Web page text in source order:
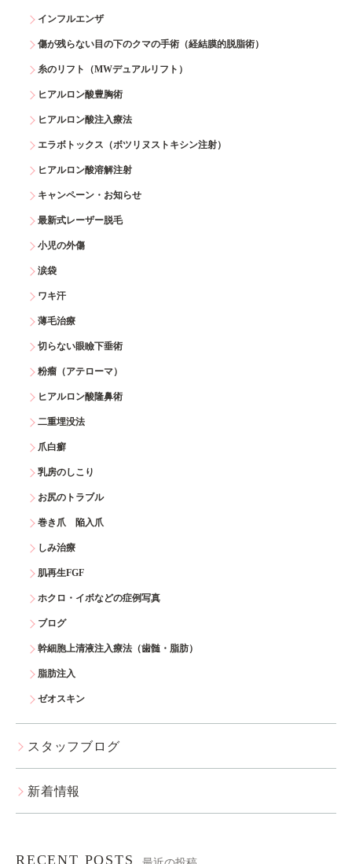
インフルエンザ
傷が残らない目の下のクマの手術（経結膜的脱脂術）
糸のリフト（MWデュアルリフト）
ヒアルロン酸豊胸術
ヒアルロン酸注入療法
エラボトックス（ボツリヌストキシン注射）
ヒアルロン酸溶解注射
キャンペーン・お知らせ
最新式レーザー脱毛
小児の外傷
涙袋
ワキ汗
薄毛治療
切らない眼瞼下垂術
粉瘤（アテローマ）
ヒアルロン酸隆鼻術
二重埋没法
爪白癬
乳房のしこり
お尻のトラブル
巻き爪 陥入爪
しみ治療
肌再生FGF
ホクロ・イボなどの症例写真
ブログ
幹細胞上清液注入療法（歯髄・脂肪）
脂肪注入
ゼオスキン
スタッフブログ
新着情報
RECENT POSTS